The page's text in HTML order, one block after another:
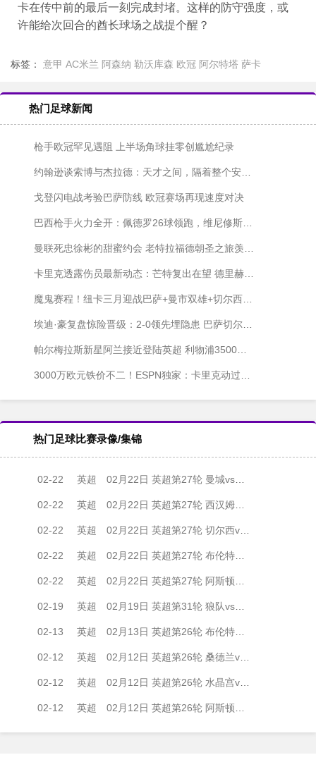
卡在传中前的最后一刻完成封堵。这样的防守强度，或
许能给次回合的酋长球场之战提个醒？
标签： 意甲 AC米兰 阿森纳 勒沃库森 欧冠 阿尔特塔 萨卡
热门足球新闻
枪手欧冠罕见遇阻 上半场角球挂零创尴尬纪录
约翰逊谈索博与杰拉德：天才之间，隔着整个安菲尔德的记忆
戈登闪电战考验巴萨防线 欧冠赛场再现速度对决
巴西枪手火力全开：佩德罗26球领跑，维尼修斯紧咬不放
曼联死忠徐彬的甜蜜约会 老特拉福德朝圣之旅羡煞旁人
卡里克透露伤员最新动态：芒特复出在望 德里赫特渐入佳境
魔鬼赛程！纽卡三月迎战巴萨+曼市双雄+切尔西 东北德比压轴
埃迪·豪复盘惊险晋级：2-0领先埋隐患 巴萨切尔西都不好惹
帕尔梅拉斯新星阿兰接近登陆英超 利物浦3500万欧锁定巴西妖锋
3000万欧元铁价不二！ESPN独家：卡里克动过召回拉什福德的念头，高层态度成关键
热门足球比赛录像/集锦
02-22 英超 02月22日 英超第27轮 曼城vs纽卡斯尔联 全场录像
02-22 英超 02月22日 英超第27轮 西汉姆联vs伯恩茅斯 全场录像
02-22 英超 02月22日 英超第27轮 切尔西vs伯恩利 全场录像
02-22 英超 02月22日 英超第27轮 布伦特福德vs布莱顿 全场录像
02-22 英超 02月22日 英超第27轮 阿斯顿维拉vs利兹联 全场录像
02-19 英超 02月19日 英超第31轮 狼队vs阿森纳 全场录像
02-13 英超 02月13日 英超第26轮 布伦特福德vs阿森纳 全场录像
02-12 英超 02月12日 英超第26轮 桑德兰vs利物浦 全场录像
02-12 英超 02月12日 英超第26轮 水晶宫vs伯恩利 全场录像
02-12 英超 02月12日 英超第26轮 阿斯顿维拉vs布莱顿 全场录像